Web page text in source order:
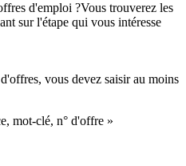
d'emploi ?Vous trouverez les
sur l'étape qui vous intéresse
vous devez saisir au moins
mot-clé, n° d'offre »